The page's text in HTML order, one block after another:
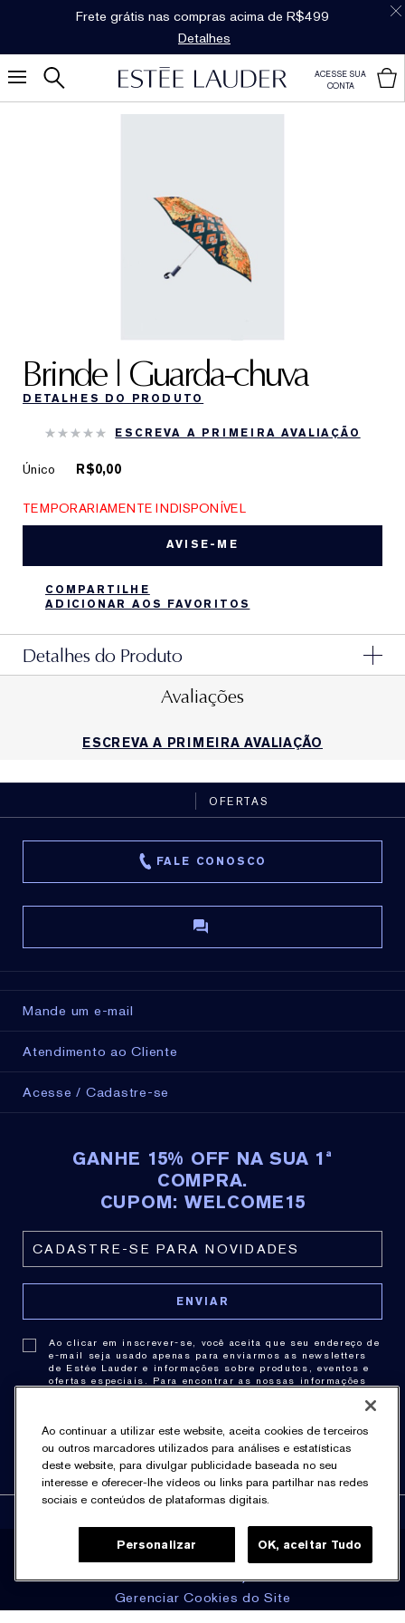
Frete grátis nas compras acima de R$499
Detalhes
ACESSE SUA
CONTA
Brinde | Guarda-chuva
DETALHES DO PRODUTO
ESCREVA A PRIMEIRA AVALIAÇÃO
Único R$0,00
TEMPORARIAMENTE INDISPONÍVEL
AVISE-ME
COMPARTILHE
ADICIONAR AOS FAVORITOS
Detalhes do Produto
Avaliações
ESCREVA A PRIMEIRA AVALIAÇÃO
OFERTAS
FALE CONOSCO
Mande um e-mail
Atendimento ao Cliente
Acesse / Cadastre-se
GANHE 15% OFF NA SUA 1ª
COMPRA.
CUPOM: WELCOME15
Ao clicar em inscrever-se, você aceita que seu endereço de
e-mail seja usado apenas para enviarmos as newsletters
de Estée Lauder e informações sobre produtos, eventos e
ofertas especiais. Para encontrar as nossas informações
práticas de privacidade consulte nossa .Política de
Privacidade
Política de Privacidade
Termos & Condições
Gerenciar Cookies do Site
Ao continuar a utilizar este website, aceita cookies de terceiros
ou outros marcadores utilizados para análises e estatísticas
deste website, para divulgar publicidade baseada no seu
interesse e oferecer-lhe vídeos ou links para partilhar nas redes
sociais e conteúdos de plataformas digitais.
Personalizar OK, aceitar Tudo